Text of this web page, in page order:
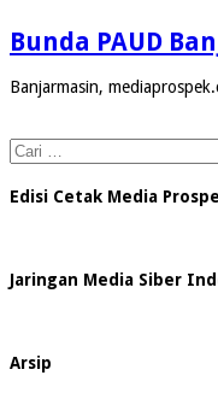
Bunda PAUD
Banjarmasin,
Cari
untuk:
Edisi Cetak Media
Jaringan Media Siber
Arsip